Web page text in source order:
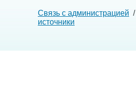
Связь с администрацией /
источники